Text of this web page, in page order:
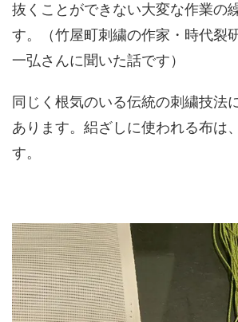
抜くことができない大変な作業の
す。（竹屋町刺繍の作家・時代
一弘さんに聞いた話です）
同じく根気のいる伝統の刺繍技法
あります。絽ざしに使われる布は
す。